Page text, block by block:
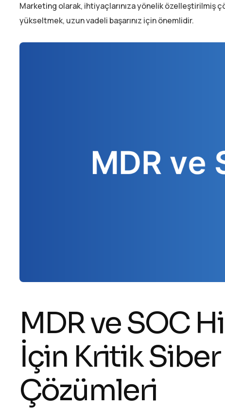
Marketing olarak, ihtiyaçlarınıza yönelik
yükseltmek, uzun vadeli başarınız için önemlidir.
MDR ve SOC
İçin Kritik
Çözümleri